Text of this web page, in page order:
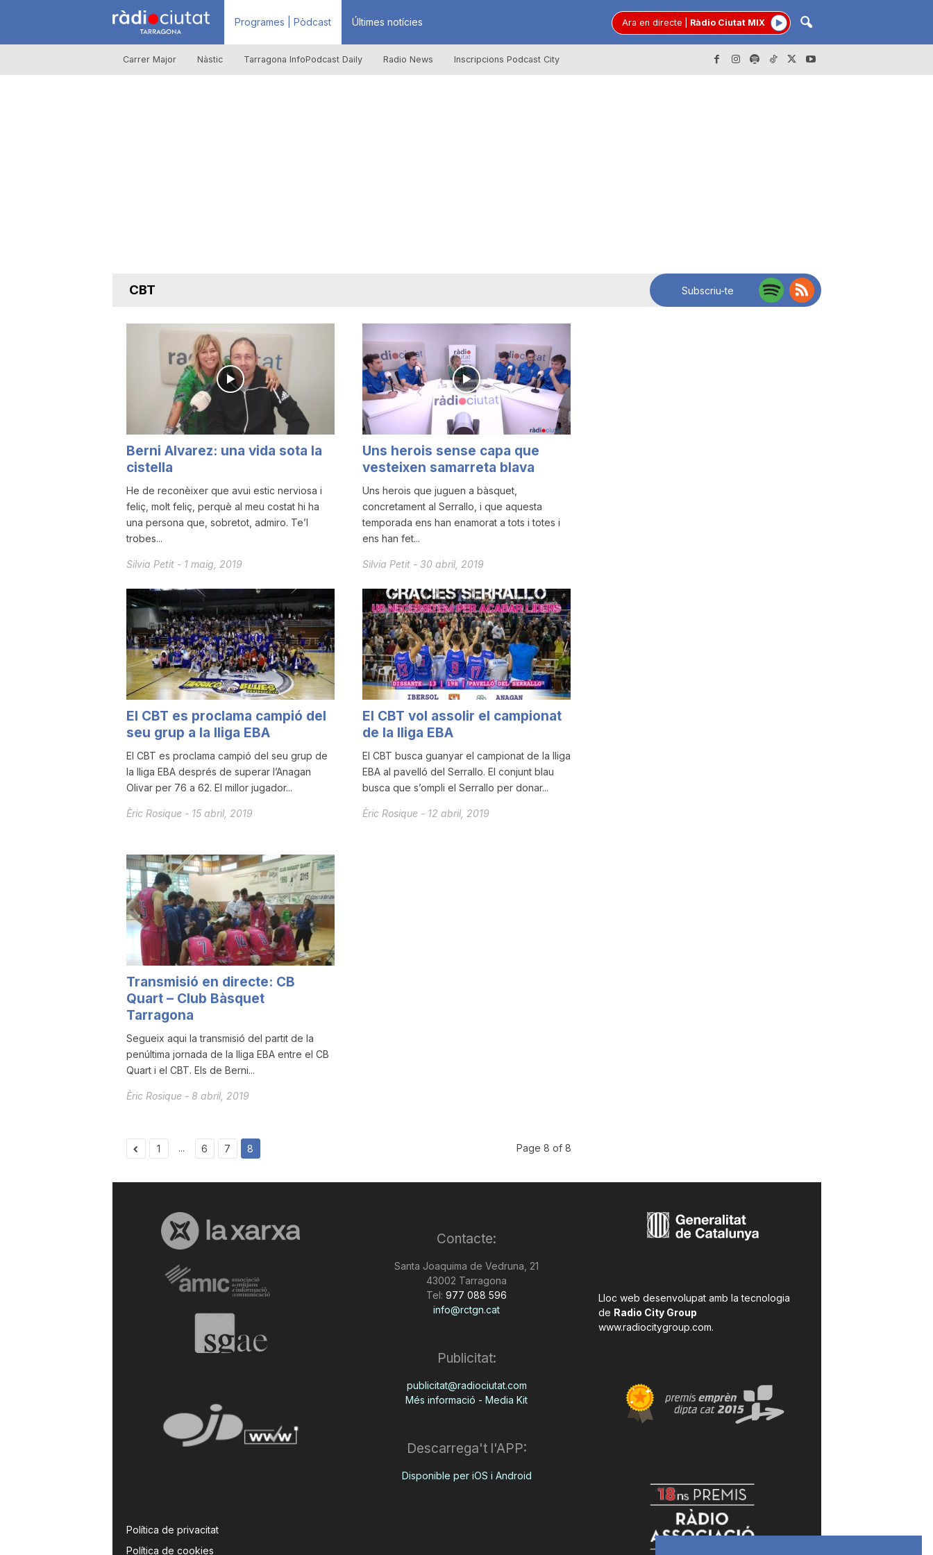
R
à
u
t
d
a
r
r
a
g
o
n
a
Programes | Pòdcast Últimes notícies Ara en directe Ràdio Ciutat MIX
Carrer Major Nàstic Tarragona InfoPodcast Daily Radio News Inscripcions Podcast City
CBT Subscriu-te
Berni Alvarez: una vida sota la
cistella
He de reconèixer que avui estic nerviosa i
feliç, molt feliç, perquè al meu costat hi ha
una persona que, sobretot, admiro. Te’l
trobes...
Silvia Petit - 1 maig, 2019
Uns herois sense capa que
vesteixen samarreta blava
Uns herois que juguen a bàsquet,
concretament al Serrallo, i que aquesta
temporada ens han enamorat a tots i totes i
ens han fet...
Silvia Petit - 30 abril, 2019
El CBT es proclama campió del
seu grup a la lliga EBA
El CBT es proclama campió del seu grup de
la lliga EBA després de superar l’Anagan
Olivar per 76 a 62. El millor jugador...
Èric Rosique - 15 abril, 2019
El CBT vol assolir el campionat
de la lliga EBA
El CBT busca guanyar el campionat de la lliga
EBA al pavelló del Serrallo. El conjunt blau
busca que s’ompli el Serrallo per donar...
Èric Rosique - 12 abril, 2019
Transmisió en directe: CB
Quart – Club Bàsquet
Tarragona
Segueix aqui la transmisió del partit de la
penúltima jornada de la lliga EBA entre el CB
Quart i el CBT. Els de Berni...
Èric Rosique - 8 abril, 2019
1 ... 6 7 8 Page 8 of 8
Política de privacitat
Política de cookies
Contacte:
Santa Joaquima de Vedruna, 21
43002 Tarragona
Tel: 977 088 596
info@rctgn.cat
Publicitat:
publicitat@radiociutat.com
Més informació - Media Kit
Descarrega't l'APP:
Disponible per iOS i Android
Lloc web desenvolupat amb la tecnologia
de Radio City Group
www.radiocitygroup.com.